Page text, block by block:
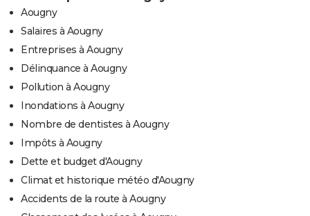
Aougny
Salaires à Aougny
Entreprises à Aougny
Délinquance à Aougny
Pollution à Aougny
Inondations à Aougny
Nombre de dentistes à Aougny
Impôts à Aougny
Dette et budget d'Aougny
Climat et historique météo d'Aougny
Accidents de la route à Aougny